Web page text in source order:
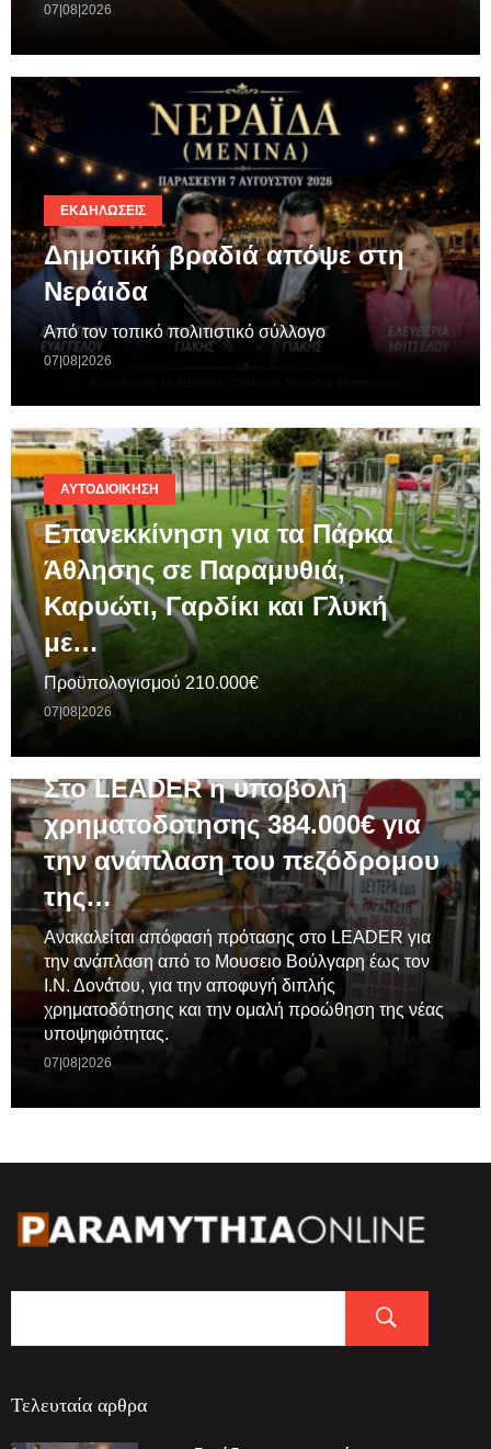
07|08|2026
ΕΚΔΗΛΏΣΕΙΣ
Δημοτική βραδιά απόψε στη
Νεράιδα
Από τον τοπικό πολιτιστικό σύλλογο
07|08|2026
ΑΥΤΟΔΙΟΊΚΗΣΗ
Επανεκκίνηση για τα Πάρκα
Άθλησης σε Παραμυθιά,
Καρυώτι, Γαρδίκι και Γλυκή
με…
Προϋπολογισμού 210.000€
07|08|2026
Στο LEADER η υποβολή
χρηματοδοτησης 384.000€ για
την ανάπλαση του πεζόδρομου
της…
Ανακαλείται απόφασή πρότασης στο LEADER για
την ανάπλαση από το Μουσειο Βούλγαρη έως τον
Ι.Ν. Δονάτου, για την αποφυγή διπλής
χρηματοδότησης και την ομαλή προώθηση της νέας
υποψηφιότητας.
07|08|2026
Τελευταία αρθρα